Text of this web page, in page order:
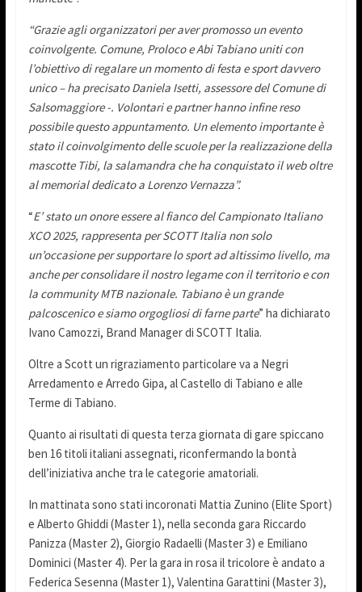
“Grazie agli organizzatori per aver promosso un evento
coinvolgente. Comune, Proloco e Abi Tabiano uniti con
l’obiettivo di regalare un momento di festa e sport davvero
unico – ha precisato Daniela Isetti, assessore del Comune di
Salsomaggiore -. Volontari e partner hanno infine reso
possibile questo appuntamento. Un elemento importante è
stato il coinvolgimento delle scuole per la realizzazione della
mascotte Tibi, la salamandra che ha conquistato il web oltre
al memorial dedicato a Lorenzo Vernazza”.
“E’ stato un onore essere al fianco del Campionato Italiano
XCO 2025, rappresenta per SCOTT Italia non solo
un’occasione per supportare lo sport ad altissimo livello, ma
anche per consolidare il nostro legame con il territorio e con
la community MTB nazionale. Tabiano è un grande
palcoscenico e siamo orgogliosi di farne parte” ha dichiarato
Ivano Camozzi, Brand Manager di SCOTT Italia.
Oltre a Scott un rigraziamento particolare va a Negri
Arredamento e Arredo Gipa, al Castello di Tabiano e alle
Terme di Tabiano.
Quanto ai risultati di questa terza giornata di gare spiccano
ben 16 titoli italiani assegnati, riconfermando la bontà
dell’iniziativa anche tra le categorie amatoriali.
In mattinata sono stati incoronati Mattia Zunino (Elite Sport)
e Alberto Ghiddi (Master 1), nella seconda gara Riccardo
Panizza (Master 2), Giorgio Radaelli (Master 3) e Emiliano
Dominici (Master 4). Per la gara in rosa il tricolore è andato a
Federica Sesenna (Master 1), Valentina Garattini (Master 3),